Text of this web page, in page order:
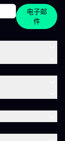
品：黄金、原
、VIP：如
果你想获取实用
得 免费 IVLite
电子邮
件